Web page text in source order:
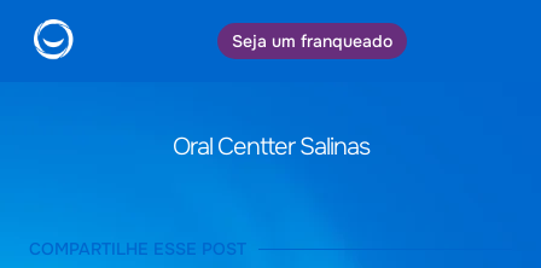
Seja um franqueado
Oral Centter Salinas
COMPARTILHE ESSE POST